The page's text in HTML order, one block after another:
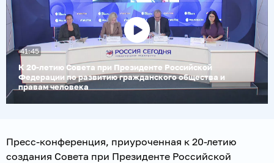
Воспроизвести
видео
К 20-летию Совета при Президенте Российской
Федерации по развитию гражданского общества и
правам человека
41:45
Пресс-конференция, приуроченная к 20-летию
создания Совета при Президенте Российской